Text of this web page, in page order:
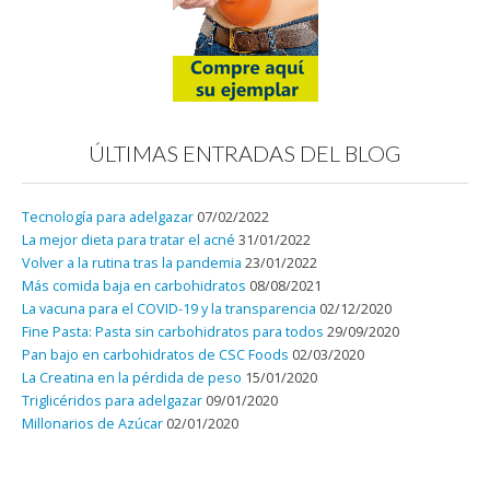
ÚLTIMAS ENTRADAS DEL BLOG
Tecnología para adelgazar 07/02/2022
La mejor dieta para tratar el acné 31/01/2022
Volver a la rutina tras la pandemia 23/01/2022
Más comida baja en carbohidratos 08/08/2021
La vacuna para el COVID-19 y la transparencia 02/12/2020
Fine Pasta: Pasta sin carbohidratos para todos 29/09/2020
Pan bajo en carbohidratos de CSC Foods 02/03/2020
La Creatina en la pérdida de peso 15/01/2020
Triglicéridos para adelgazar 09/01/2020
Millonarios de Azúcar 02/01/2020